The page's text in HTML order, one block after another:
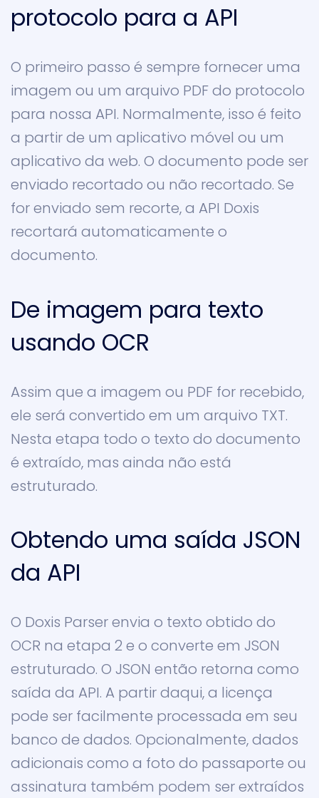
protocolo para a API
O primeiro passo é sempre fornecer uma
imagem ou um arquivo PDF do protocolo
para nossa API. Normalmente, isso é feito
a partir de um aplicativo móvel ou um
aplicativo da web. O documento pode ser
enviado recortado ou não recortado. Se
for enviado sem recorte, a API Doxis
recortará automaticamente o
documento.
De imagem para texto
usando OCR
Assim que a imagem ou PDF for recebido,
ele será convertido em um arquivo TXT.
Nesta etapa todo o texto do documento
é extraído, mas ainda não está
estruturado.
Obtendo uma saída JSON
da API
O Doxis Parser envia o texto obtido do
OCR na etapa 2 e o converte em JSON
estruturado. O JSON então retorna como
saída da API. A partir daqui, a licença
pode ser facilmente processada em seu
banco de dados. Opcionalmente, dados
adicionais como a foto do passaporte ou
assinatura também podem ser extraídos